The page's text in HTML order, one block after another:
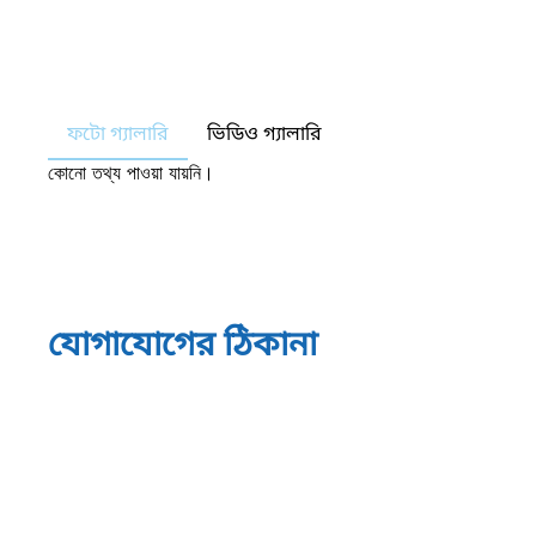
ফটো গ্যালারি ভিডিও গ্যালারি
কোনো তথ্য পাওয়া যায়নি।
যোগাযোগের ঠিকানা